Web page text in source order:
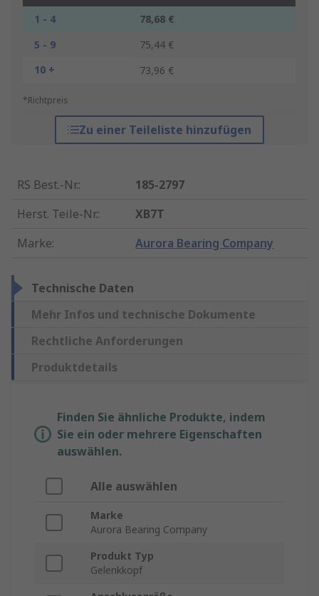
1 - 4
78,68 €
5 - 9
75,44 €
10 +
73,96 €
*Richtpreis
Zu einer Teileliste hinzufügen
RS Best.-Nr.:
185-2797
Herst. Teile-Nr.:
XB7T
Marke: Aurora Bearing Company
Technische Daten
Mehr Infos und technische Dokumente
Rechtliche Anforderungen
Produktdetails
Finden Sie ähnliche Produkte, indem
Sie ein oder mehrere Eigenschaften
auswählen.
Alle auswählen
Marke
Aurora Bearing Company
Produkt Typ
Gelenkkopf